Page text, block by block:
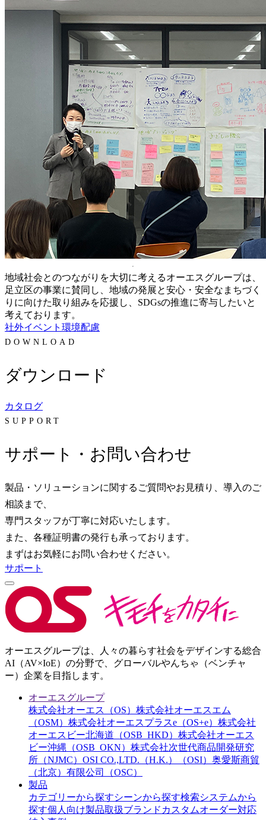
地域社会とのつながりを大切に考えるオーエスグループは、
足立区の事業に賛同し、地域の発展と安心・安全なまちづく
りに向けた取り組みを応援し、SDGsの推進に寄与したいと
考えております。
社外イベント 環境配慮
DOWNLOAD
ダウンロード
カタログ
SUPPORT
サポート・お問い合わせ
製品・ソリューションに関するご質問やお見積り、導入のご
相談まで、
専門スタッフが丁寧に対応いたします。
また、各種証明書の発行も承っております。
まずはお気軽にお問い合わせください。
サポート
オーエスグループは、人々の暮らす社会をデザインする総合
AI（AV×IoE）の分野で、グローバルやんちゃ（ベンチャ
ー）企業を目指します。
オーエスグループ
株式会社オーエス（OS） 株式会社オーエスエム
（OSM） 株式会社オーエスプラスe（OS+e） 株式会社
オーエスビー北海道（OSB_HKD） 株式会社オーエス
ビー沖縄（OSB_OKN） 株式会社次世代商品開発研究
所（NJMC） OSI CO.,LTD.（H.K.）（OSI） 奥愛斯商貿
（北京）有限公司（OSC）
製品
カテゴリーから探すシーンから探す検索システムから
探す個人向け製品取扱ブランド カスタムオーダー対応